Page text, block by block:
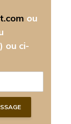
ou
ou ci-